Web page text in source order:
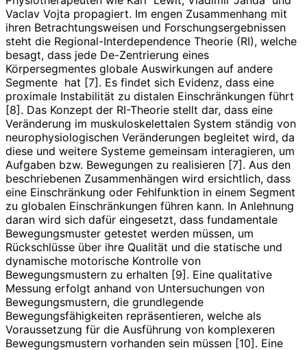
Vaclav Vojta propagiert. Im engen Zusammenhang mit
ihren Betrachtungsweisen und Forschungsergebnissen
steht die Regional-Interdependence Theorie (RI), welche
besagt, dass jede De-Zentrierung eines
Körpersegmentes globale Auswirkungen auf andere
Segmente hat [7]. Es findet sich Evidenz, dass eine
proximale Instabilität zu distalen Einschränkungen führt
[8]. Das Konzept der RI-Theorie stellt dar, dass eine
Veränderung im muskuloskelettalen System ständig von
neurophysiologischen Veränderungen begleitet wird, da
diese und weitere Systeme gemeinsam interagieren, um
Aufgaben bzw. Bewegungen zu realisieren [7]. Aus den
beschriebenen Zusammenhängen wird ersichtlich, dass
eine Einschränkung oder Fehlfunktion in einem Segment
zu globalen Einschränkungen führen kann. In Anlehnung
daran wird sich dafür eingesetzt, dass fundamentale
Bewegungsmuster getestet werden müssen, um
Rückschlüsse über ihre Qualität und die statische und
dynamische motorische Kontrolle von
Bewegungsmustern zu erhalten [9]. Eine qualitative
Messung erfolgt anhand von Untersuchungen von
Bewegungsmustern, die grundlegende
Bewegungsfähigkeiten repräsentieren, welche als
Voraussetzung für die Ausführung von komplexeren
Bewegungsmustern vorhanden sein müssen [10]. Eine